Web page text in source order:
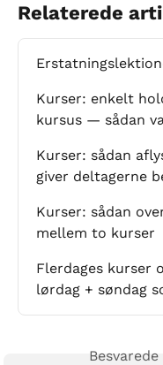
Relaterede
Kurser: enkelt
kursus — sådan
Kurser: sådan
giver deltagerne
Kurser: sådan
mellem to kurser
Flerdages kurser
lørdag + søndag